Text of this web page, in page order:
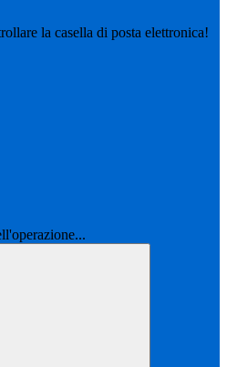
la casella di posta elettronica!